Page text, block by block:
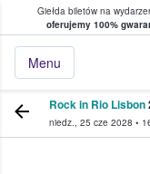
Giełda biletów na
oferujemy 100%
Menu
w którym
Rock in Rio Lisbon
niedz., 25 cze 2028 •